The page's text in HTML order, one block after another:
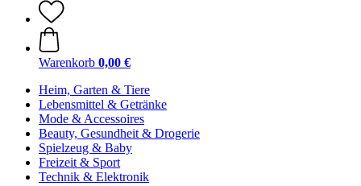
Warenkorb 0,00 €
Heim, Garten & Tiere
Lebensmittel & Getränke
Mode & Accessoires
Beauty, Gesundheit & Drogerie
Spielzeug & Baby
Freizeit & Sport
Technik & Elektronik